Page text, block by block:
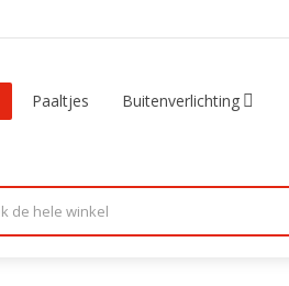
Paaltjes Buitenverlichting